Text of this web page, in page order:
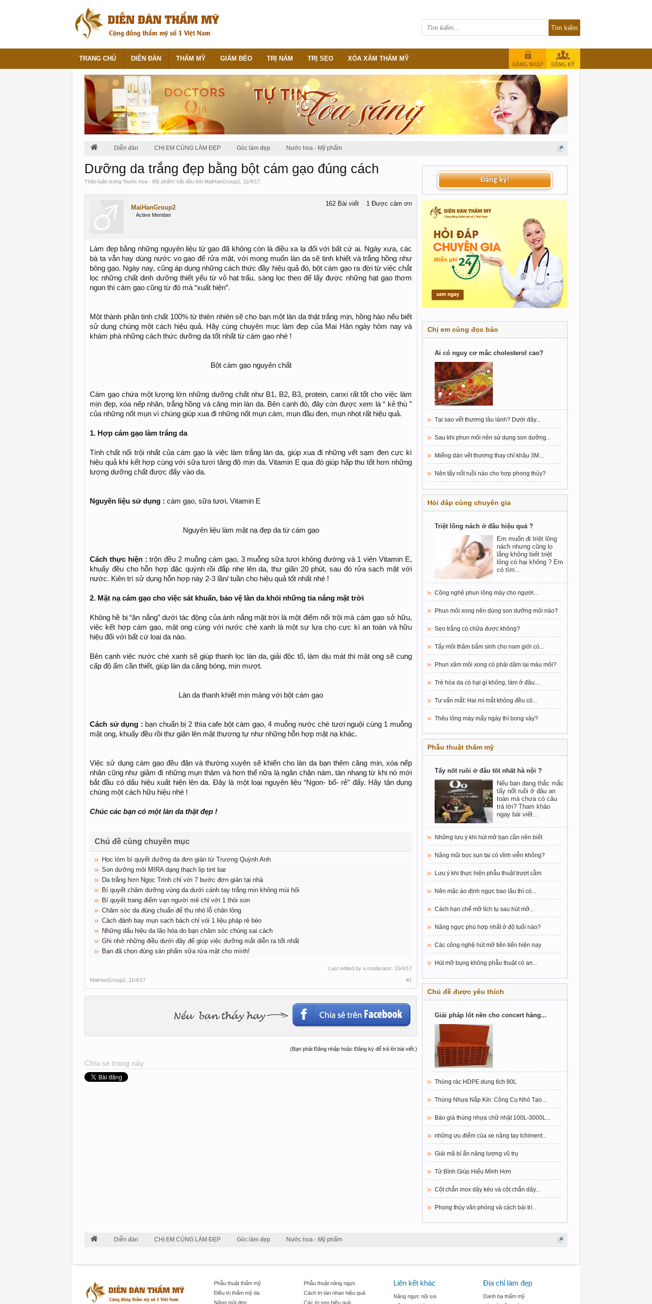
Diễn đàn CHỊ EM CÙNG LÀM ĐẸP Góc làm đẹp Nước hoa - Mỹ phẩm
Dưỡng da trắng đẹp bằng bột cám gạo đúng cách
Thảo luận trong 'Nước hoa - Mỹ phẩm' bắt đầu bởi MaiHanGroup2 11/4/17
MaiHanGroup2
Active Member
162 Bài viết 1 Được cảm ơn
Làm đẹp bằng những nguyên liệu từ gạo đã không còn là điều xa lạ đối với bất cứ ai. Ngày xưa, các
bà ta vẫn hay dùng nước vo gạo để rửa mặt, với mong muốn làn da sẽ tinh khiết và trắng hồng như
bông gạo. Ngày nay, cũng áp dụng những cách thức đầy hiệu quả đó, bột cám gạo ra đời từ việc chắt
lọc những chất dinh dưỡng thiết yếu từ vỏ hạt trấu, sàng lọc theo để lấy được những hạt gạo thơm
ngon thì cám gạo cũng từ đó mà “xuất hiện”.
Một thành phần tinh chất 100% từ thiên nhiên sẽ cho bạn một làn da thật trắng mịn, hồng hào nếu biết
sử dụng chúng một cách hiệu quả. Hãy cùng chuyên mục làm đẹp của Mai Hân ngày hôm nay và
khám phá những cách thức dưỡng da tốt nhất từ cám gạo nhé !
Bột cám gạo nguyên chất
Cám gạo chứa một lượng lớn những dưỡng chất như B1, B2, B3, protein, canxi rất tốt cho việc làm
mịn đẹp, xóa nếp nhăn, trắng hồng và căng mịn làn da. Bên cạnh đó, đây còn được xem là “ kẻ thù ”
của những nốt mụn vì chúng giúp xua đi những nốt mụn cám, mụn đầu đen, mụn nhọt rất hiệu quả.
1. Hợp cám gạo làm trắng da
Tính chất nổi trội nhất của cám gạo là việc làm trắng làn da, giúp xua đi những vết sạm đen cực kì
hiệu quả khi kết hợp cùng với sữa tươi tăng độ mịn da. Vitamin E qua đó giúp hấp thu tốt hơn những
lượng dưỡng chất được đẩy vào da.
Nguyên liệu sử dụng : cám gạo, sữa tươi, Vitamin E
Nguyên liệu làm mặt nạ đẹp da từ cám gạo
Cách thực hiện : trộn đều 2 muỗng cám gạo, 3 muỗng sữa tươi không đường và 1 viên Vitamin E,
khuấy đều cho hỗn hợp đặc quýnh rồi đắp nhẹ lên da, thư giãn 20 phút, sau đó rửa sạch mặt với
nước. Kiên trì sử dụng hỗn hợp này 2-3 lần/ tuần cho hiệu quả tốt nhất nhé !
2. Mặt nạ cám gạo cho việc sát khuẩn, bảo vệ làn da khỏi những tia nắng mặt trời
Không hề bị “ăn nắng” dưới tác động của ánh nắng mặt trời là một điểm nổi trội mà cám gạo sở hữu,
việc kết hợp cám gạo, mật ong cùng với nước chè xanh là một sự lựa chọ cực kì an toàn và hữu
hiệu đối với bất cứ loại da nào.
Bên cạnh việc nước chè xanh sẽ giúp thanh lọc làn da, giải độc tố, làm dịu mát thì mật ong sẽ cung
cấp độ ẩm cần thiết, giúp làn da căng bóng, mịn mượt.
Làn da thanh khiết mịn màng với bột cám gạo
Cách sử dụng : bạn chuẩn bị 2 thìa cafe bột cám gạo, 4 muỗng nước chè tươi nguội cùng 1 muỗng
mật ong, khuấy đều rồi thư giãn lên mặt thương tự như những hỗn hợp mặt nạ khác.
Việc sử dụng cám gạo đều đặn và thường xuyên sẽ khiến cho làn da bạn thêm căng mịn, xóa nếp
nhăn cũng như giảm đi những mụn thâm và hơn thế nữa là ngăn chặn nám, tàn nhang từ khi nó mới
bắt đầu có dấu hiệu xuất hiện lên da. Đây là một loại nguyên liệu “Ngon- bổ- rẻ” đấy. Hãy tận dụng
chúng một cách hữu hiệu nhé !
Chúc các bạn có một làn da thật đẹp !
Chủ đề cùng chuyên mục
Học lỏm bí quyết dưỡng da đơn giản từ Trương Quỳnh Anh
Son dưỡng môi MIRA dạng thạch lip tint bar
Da trắng hơn Ngọc Trinh chỉ với 7 bước đơn giản tại nhà
Bí quyết chăm dưỡng vùng da dưới cánh tay trắng mịn không mùi hôi
Bí quyết trang điểm vạn người mê chỉ với 1 thỏi son
Chăm sóc da đúng chuẩn để thu nhỏ lỗ chân lông
Cách đánh bay mụn sạch bách chỉ vói 1 liệu pháp rẻ bèo
Những dấu hiệu da lão hóa do bạn chăm sóc chúng sai cách
Ghi nhớ những điều dưới đây để giúp việc dưỡng mắt diễn ra tốt nhất
Bạn đã chọn đúng sản phẩm sữa rửa mặt cho mình!
Last edited by a moderator: 15/4/17
MaiHanGroup2 11/4/17 #1
(Bạn phải Đăng nhập hoặc Đăng ký để trả lời bài viết.)
Chia sẻ trang này
Đăng ký!
Chị em cùng đọc báo
Ai có nguy cơ mắc cholesterol cao?
Tại sao vết thương lâu lành? Dưới đây...
Sau khi phun môi nên sử dụng son dưỡng...
Miếng dán vết thương thay chỉ khâu 3M...
Nên tẩy nốt ruồi nào cho hợp phong thủy?
Hỏi đáp cùng chuyên gia
Triệt lông nách ở đâu hiệu quả ?
Em muốn đi triệt lông
nách nhưng cũng lo
lắng không biết triệt
lông có hại không ? Em
có tìm...
Công nghệ phun lông mày cho người...
Phun môi xong nên dùng son dưỡng môi nào?
Sẹo trắng có chữa được không?
Tẩy môi thâm bẩm sinh cho nam giới có...
Phun xăm môi xong có phải dặm lại màu môi?
Trẻ hóa da có hại gì không, làm ở đâu...
Tư vấn mắt: Hai mí mắt không đều có...
Thêu lông mày mấy ngày thì bong vảy?
Phẫu thuật thẩm mỹ
Tẩy nốt ruồi ở đâu tốt nhất hà nội ?
Nếu bạn đang thắc mắc
tẩy nốt ruồi ở đâu an
toàn mà chưa có câu
trả lời? Tham khảo
ngay bài viết...
Những lưu ý khi hút mỡ bạn cần nên biết
Nâng mũi bọc sụn tai có vĩnh viễn không?
Lưu ý khi thực hiện phẫu thuật trượt cằm
Nên mặc áo định ngực bao lâu thì có...
Cách hạn chế mỡ tích tụ sau hút mỡ...
Nâng ngực phù hợp nhất ở độ tuổi nào?
Các công nghệ hút mỡ tiên tiến hiện nay
Hút mỡ bụng không phẫu thuật có an...
Chủ đề được yêu thích
Giải pháp lót nền cho concert hàng...
Thùng rác HDPE dung tích 80L
Thùng Nhựa Nắp Kín: Công Cụ Nhỏ Tạo...
Báo giá thùng nhựa chữ nhật 100L-3000L...
những ưu điểm của xe nâng tay Ichiment...
Giải mã bí ẩn năng lượng vũ trụ
Tử Bình Giúp Hiểu Mình Hơn
Cột chắn inox dây kéo và cột chắn dây...
Phong thủy văn phòng và cách bài trí...
Diễn đàn CHỊ EM CÙNG LÀM ĐẸP Góc làm đẹp Nước hoa - Mỹ phẩm
TRANG CHỦ DIỄN ĐÀN THẨM MỸ GIẢM BÉO TRỊ NÁM TRỊ SẸO XÓA XĂM THẨM MỸ
Phẫu thuật thẩm mỹ
Điều trị thẩm mỹ da
Nâng mũi đẹp
Phẫu thuật nâng ngực
Cách trị tàn nhan hiệu quả
Các trị sẹo hiệu quả
Liên kết khác
Nâng ngực nội soi
Địa chỉ làm đẹp
Danh bạ thẩm mỹ